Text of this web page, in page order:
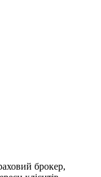
брокер,